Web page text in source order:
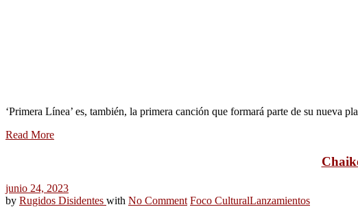
‘Primera Línea’ es, también, la primera canción que formará parte de su nueva
Read More
junio 24, 2023
by Rugidos Disidentes with No Comment Foco CulturalLanzamientos